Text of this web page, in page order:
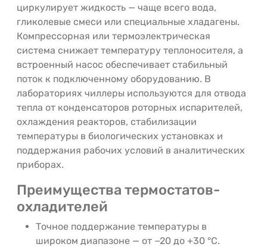
циркулирует жидкость — чаще всего вода,
гликолевые смеси или специальные хладагены.
Компрессорная или термоэлектрическая
система снижает температуру теплоносителя, а
встроенный насос обеспечивает стабильный
поток к подключенному оборудованию. В
лабораториях чиллеры используются для отвода
тепла от конденсаторов роторных испарителей,
охлаждения реакторов, стабилизации
температуры в биологических установках и
поддержания рабочих условий в аналитических
приборах.
Преимущества термостатов-
охладителей
Точное поддержание температуры в
широком диапазоне — от −20 до +30 °C.